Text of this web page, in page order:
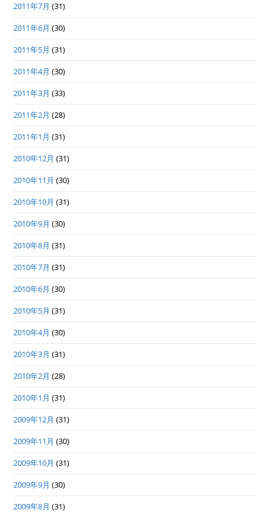
2011年7月 (31)
2011年6月 (30)
2011年5月 (31)
2011年4月 (30)
2011年3月 (33)
2011年2月 (28)
2011年1月 (31)
2010年12月 (31)
2010年11月 (30)
2010年10月 (31)
2010年9月 (30)
2010年8月 (31)
2010年7月 (31)
2010年6月 (30)
2010年5月 (31)
2010年4月 (30)
2010年3月 (31)
2010年2月 (28)
2010年1月 (31)
2009年12月 (31)
2009年11月 (30)
2009年10月 (31)
2009年9月 (30)
2009年8月 (31)